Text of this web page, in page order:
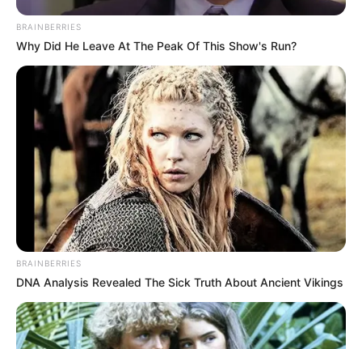
BRAINBERRIES
Why Did He Leave At The Peak Of This Show's Run?
BRAINBERRIES
DNA Analysis Revealed The Sick Truth About Ancient Vikings